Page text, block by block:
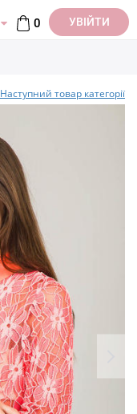
0 УВІЙТИ
Наступний товар категорії